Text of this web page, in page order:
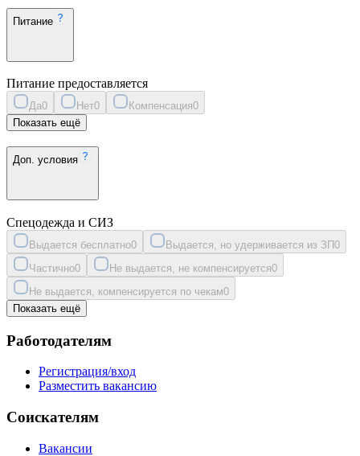
Питание
Питание предоставляется
Да0 Нет0 Компенсация0
Показать ещё
Доп. условия
Спецодежда и СИЗ
Выдается бесплатно0 Выдается, но удерживается из ЗП0
Частично0 Не выдается, не компенсируется0
Не выдается, компенсируется по чекам0
Показать ещё
Работодателям
Регистрация/вход
Разместить вакансию
Соискателям
Вакансии